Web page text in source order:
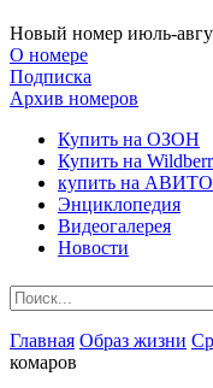
Новый номер июль-
О номере
Подписка
Архив номеров
Купить на ОЗОН
Купить на
купить на АВИТО
Энциклопедия
Видеогалерея
Новости
Главная Образ жизни
комаров